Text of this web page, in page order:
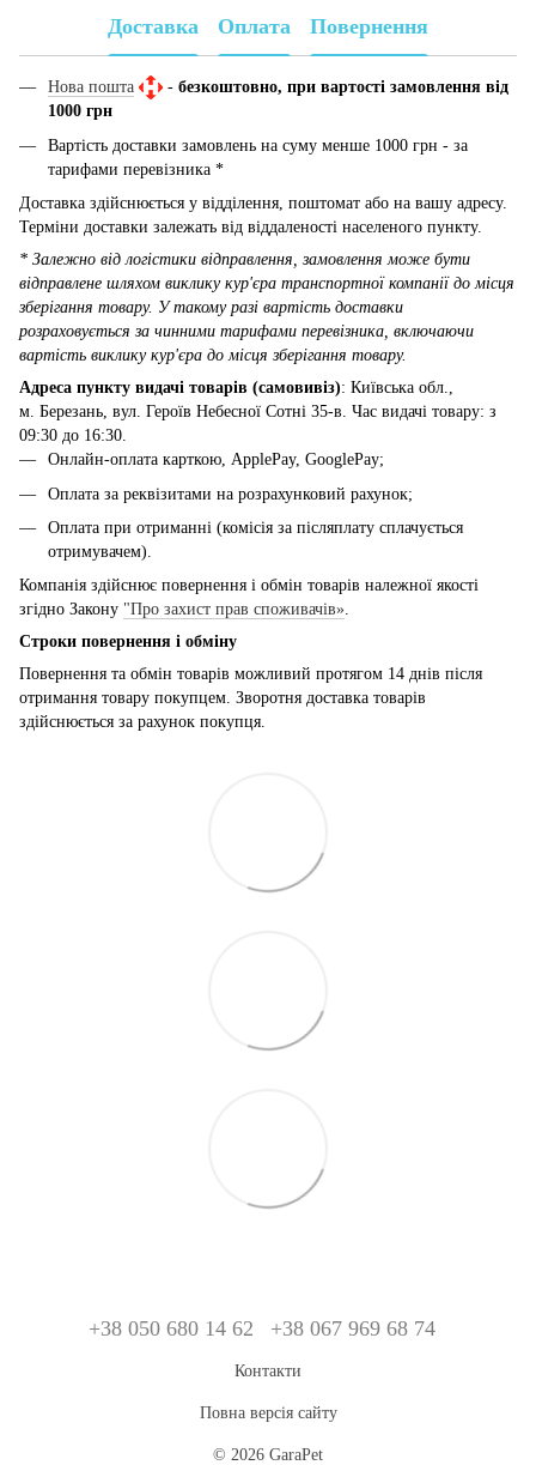
Доставка Оплата Повернення
Нова пошта - безкоштовно, при вартості замовлення від
1000 грн
Вартість доставки замовлень на суму менше 1000 грн - за
тарифами перевізника *
Доставка здійснюється у відділення, поштомат або на вашу адресу.
Терміни доставки залежать від віддаленості населеного пункту.
* Залежно від логістики відправлення, замовлення може бути
відправлене шляхом виклику кур'єра транспортної компанії до місця
зберігання товару. У такому разі вартість доставки
розраховується за чинними тарифами перевізника, включаючи
вартість виклику кур'єра до місця зберігання товару.
Адреса пункту видачі товарів (самовивіз): Київська обл.,
м. Березань, вул. Героїв Небесної Сотні 35-в. Час видачі товару: з
09:30 до 16:30.
Онлайн-оплата карткою, ApplePay, GooglePay;
Оплата за реквізитами на розрахунковий рахунок;
Оплата при отриманні (комісія за післяплату сплачується
отримувачем).
Компанія здійснює повернення і обмін товарів належної якості
згідно Закону "Про захист прав споживачів».
Строки повернення і обміну
Повернення та обмін товарів можливий протягом 14 днів після
отримання товару покупцем. Зворотня доставка товарів
здійснюється за рахунок покупця.
+38 050 680 14 62 +38 067 969 68 74
Контакти
Повна версія сайту
© 2026 GaraPet